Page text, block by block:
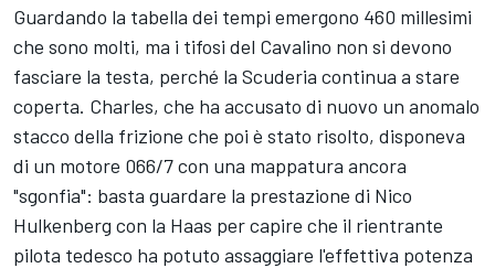
Guardando la tabella dei tempi emergono 460 millesimi
che sono molti, ma i tifosi del Cavalino non si devono
fasciare la testa, perché la Scuderia continua a stare
coperta. Charles, che ha accusato di nuovo un anomalo
stacco della frizione che poi è stato risolto, disponeva
di un motore 066/7 con una mappatura ancora
"sgonfia": basta guardare la prestazione di Nico
Hulkenberg con la Haas per capire che il rientrante
pilota tedesco ha potuto assaggiare l'effettiva potenza